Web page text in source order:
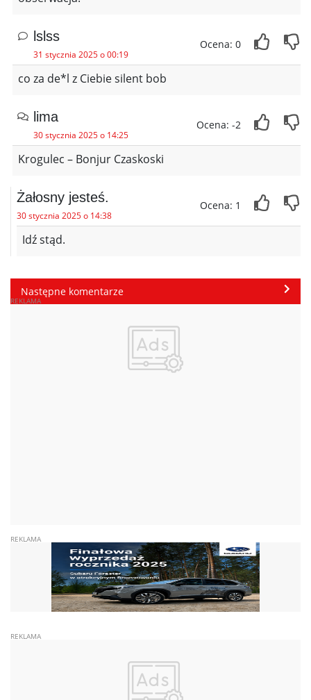
lslss
31 stycznia 2025 o 00:19
Ocena: 0
co za de*l z Ciebie silent bob
lima
30 stycznia 2025 o 14:25
Ocena: -2
Krogulec – Bonjur Czaskoski
Żałosny jesteś.
30 stycznia 2025 o 14:38
Ocena: 1
Idź stąd.
Następne komentarze